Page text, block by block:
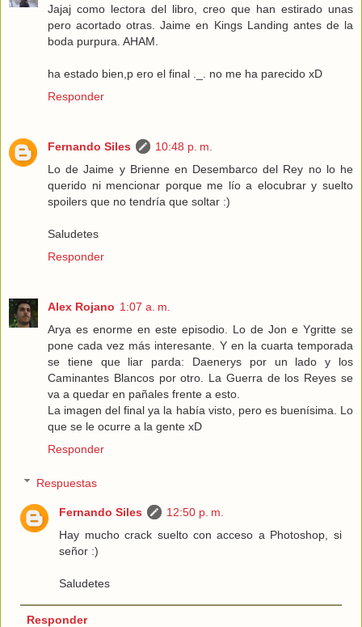
Jajaj como lectora del libro, creo que han estirado unas
pero acortado otras. Jaime en Kings Landing antes de la
boda purpura. AHAM.
ha estado bien,p ero el final ._. no me ha parecido xD
Responder
Fernando Siles
10:48 p. m.
Lo de Jaime y Brienne en Desembarco del Rey no lo he
querido ni mencionar porque me lío a elocubrar y suelto
spoilers que no tendría que soltar :)
Saludetes
Responder
Alex Rojano 1:07 a. m.
Arya es enorme en este episodio. Lo de Jon e Ygritte se
pone cada vez más interesante. Y en la cuarta temporada
se tiene que liar parda: Daenerys por un lado y los
Caminantes Blancos por otro. La Guerra de los Reyes se
va a quedar en pañales frente a esto.
La imagen del final ya la había visto, pero es buenísima. Lo
que se le ocurre a la gente xD
Responder
Respuestas
Fernando Siles
12:50 p. m.
Hay mucho crack suelto con acceso a Photoshop, si
señor :)
Saludetes
Responder